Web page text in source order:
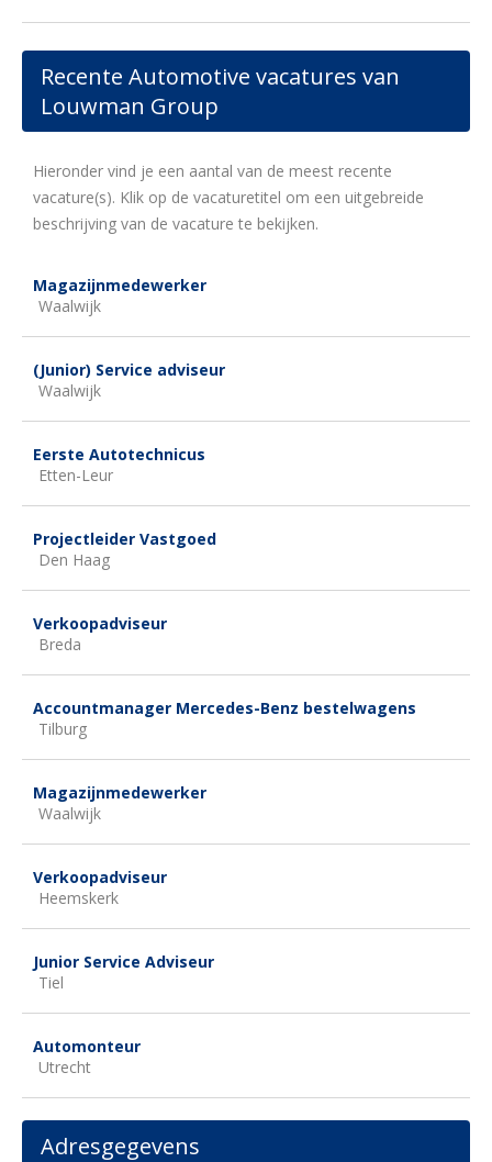
Recente Automotive vacatures van
Louwman Group
Hieronder vind je een aantal van de meest recente
vacature(s). Klik op de vacaturetitel om een uitgebreide
beschrijving van de vacature te bekijken.
Magazijnmedewerker
Waalwijk
(Junior) Service adviseur
Waalwijk
Eerste Autotechnicus
Etten-Leur
Projectleider Vastgoed
Den Haag
Verkoopadviseur
Breda
Accountmanager Mercedes-Benz bestelwagens
Tilburg
Magazijnmedewerker
Waalwijk
Verkoopadviseur
Heemskerk
Junior Service Adviseur
Tiel
Automonteur
Utrecht
Adresgegevens